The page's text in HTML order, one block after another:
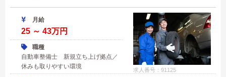
求人番号：91125
月給
25 ～ 43万円
職種
自動車整備士 新規立ち上げ拠点／
休みも取りやすい環境